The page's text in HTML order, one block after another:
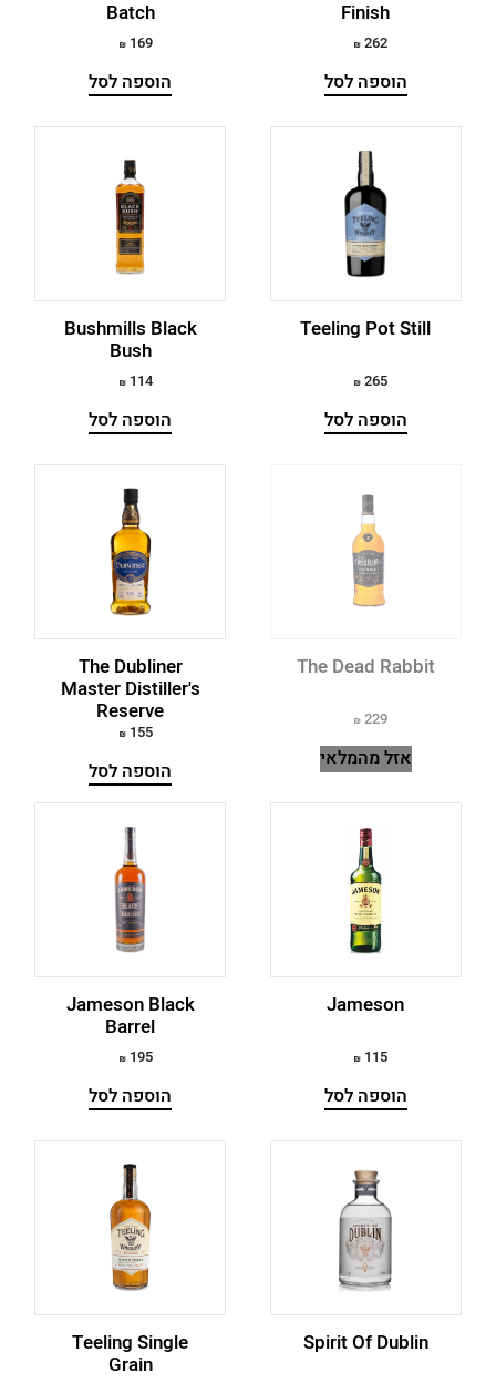
Finish
262
הוספה לסל
Batch
169
הוספה לסל
Teeling Pot Still
265
הוספה לסל
Bushmills Black
Bush
114
הוספה לסל
The Dead Rabbit
229
אזל מהמלאי
The Dubliner
Master Distiller's
Reserve
155
הוספה לסל
Jameson
115
הוספה לסל
Jameson Black
Barrel
195
הוספה לסל
Spirit Of Dublin
Teeling Single
Grain